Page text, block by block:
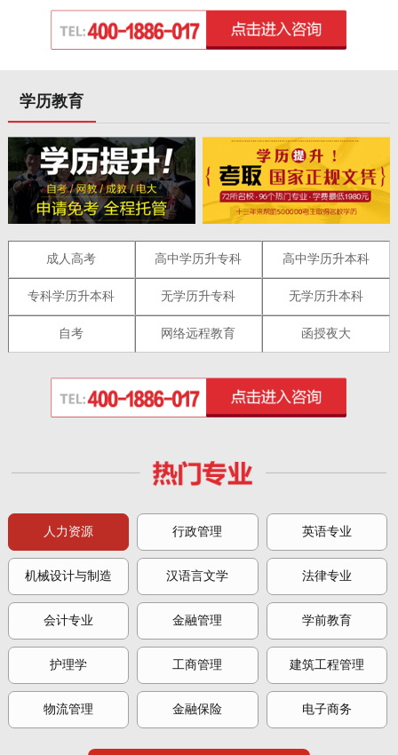
学历教育
成人高考 高中学历升专科 高中学历升本科
专科学历升本科 无学历升专科 无学历升本科
自考 网络远程教育 函授夜大
人力资源 行政管理 英语专业
机械设计与制造 汉语言文学 法律专业
会计专业 金融管理 学前教育
护理学 工商管理 建筑工程管理
物流管理 金融保险 电子商务